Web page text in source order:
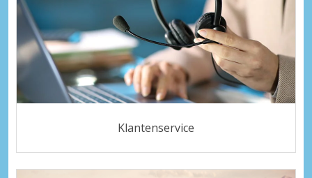
Klantenservice